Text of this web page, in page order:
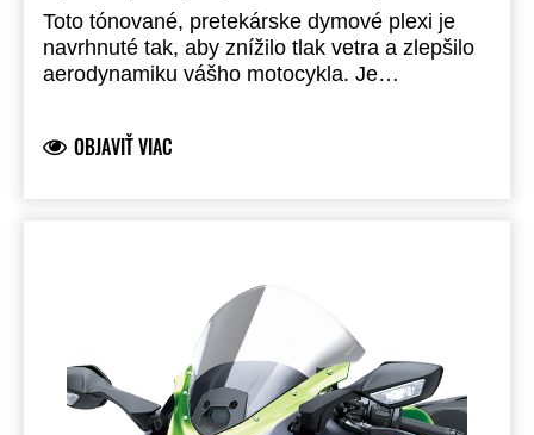
Toto tónované, pretekárske dymové plexi je
navrhnuté tak, aby znížilo tlak vetra a zlepšilo
aerodynamiku vášho motocykla. Je
OBJAVIŤ VIAC